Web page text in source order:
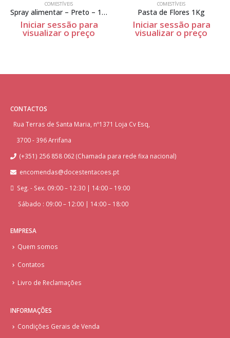
COMESTÍVEIS
Spray alimentar – Preto – 100ml
Iniciar sessão para
visualizar o preço
COMESTÍVEIS
Pasta de Flores 1Kg
Iniciar sessão para
visualizar o preço
CONTACTOS
Rua Terras de Santa Maria, nº1371 Loja Cv Esq,
3700 - 396 Arrifana
(+351) 256 858 062 (Chamada para rede fixa nacional)
encomendas@docestentacoes.pt
Seg. - Sex. 09:00 – 12:30 | 14:00 – 19:00
Sábado : 09:00 – 12:00 | 14:00 – 18:00
EMPRESA
Quem somos
Contatos
Livro de Reclamações
INFORMAÇÕES
Condições Gerais de Venda